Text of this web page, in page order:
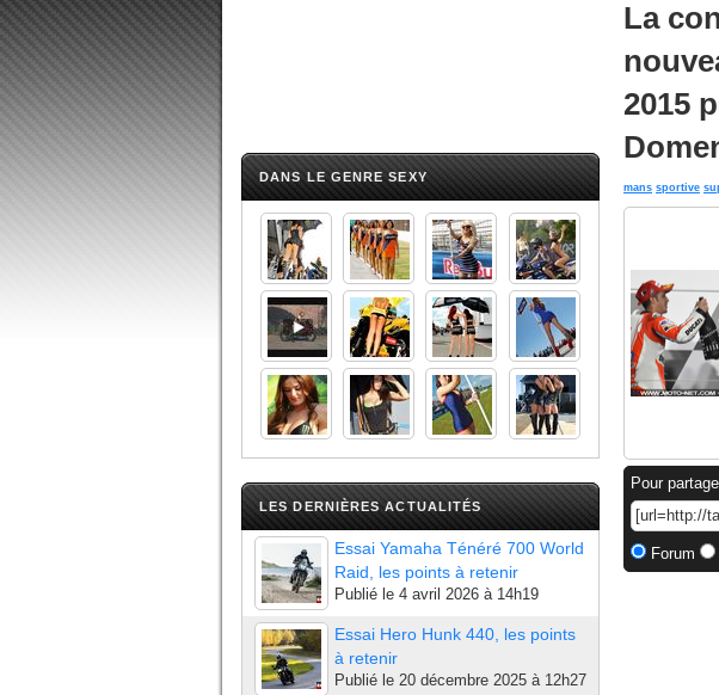
DANS LE GENRE SEXY
LES DERNIÈRES ACTUALITÉS
Essai Yamaha Ténéré 700 World
Raid, les points à retenir
Publié le 4 avril 2026 à 14h19
Essai Hero Hunk 440, les points
à retenir
Publié le 20 décembre 2025 à 12h27
La
2015
mans sportive
Pour
Forum